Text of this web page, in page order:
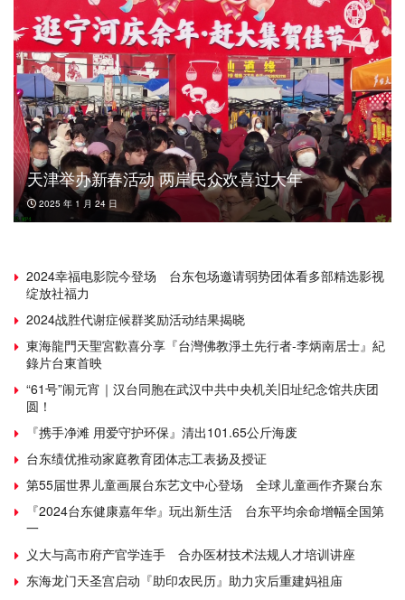
天津举办新春活动 两岸民众欢喜过大年
2025 年 1 月 24 日
2024幸福电影院今登场 台东包场邀请弱势团体看多部精选影视
绽放社福力
2024战胜代谢症候群奖励活动结果揭晓
東海龍門天聖宮歡喜分享『台灣佛教淨土先行者-李炳南居士』紀
錄片台東首映
“61号”闹元宵｜汉台同胞在武汉中共中央机关旧址纪念馆共庆团
圆！
『携手净滩 用爱守护环保』清出101.65公斤海废
台东绩优推动家庭教育团体志工表扬及授证
第55届世界儿童画展台东艺文中心登场 全球儿童画作齐聚台东
『2024台东健康嘉年华』玩出新生活 台东平均余命增幅全国第
一
义大与高市府产官学连手 合办医材技术法规人才培训讲座
东海龙门天圣宫启动『助印农民历』助力灾后重建妈祖庙